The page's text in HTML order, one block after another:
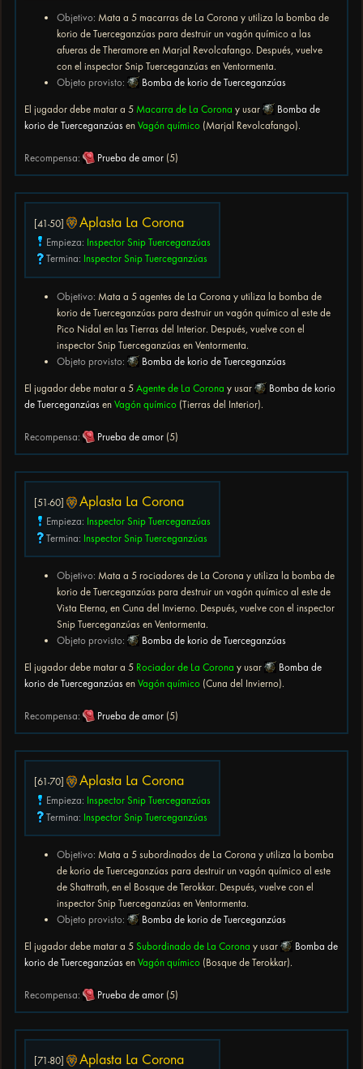
Objetivo: Mata a 5 macarras de La Corona y utiliza la bomba de
korio de Tuerceganzúas para destruir un vagón químico a las
afueras de Theramore en Marjal Revolcafango. Después, vuelve
con el inspector Snip Tuerceganzúas en Ventormenta.
Objeto provisto:
Bomba de korio de Tuerceganzúas
El jugador debe matar a 5 Macarra de La Corona y usar
Bomba de
korio de Tuerceganzúas en Vagón químico (Marjal Revolcafango).
Recompensa: Prueba de amor (5)
[41-50] Aplasta La Corona
Empieza: Inspector Snip Tuerceganzúas
Termina: Inspector Snip Tuerceganzúas
Objetivo: Mata a 5 agentes de La Corona y utiliza la bomba de
korio de Tuerceganzúas para destruir un vagón químico al este de
Pico Nidal en las Tierras del Interior. Después, vuelve con el
inspector Snip Tuerceganzúas en Ventormenta.
Objeto provisto:
Bomba de korio de Tuerceganzúas
El jugador debe matar a 5 Agente de La Corona y usar
Bomba de korio
de Tuerceganzúas en Vagón químico (Tierras del Interior).
Recompensa: Prueba de amor (5)
[51-60] Aplasta La Corona
Empieza: Inspector Snip Tuerceganzúas
Termina: Inspector Snip Tuerceganzúas
Objetivo: Mata a 5 rociadores de La Corona y utiliza la bomba de
korio de Tuerceganzúas para destruir un vagón químico al este de
Vista Eterna, en Cuna del Invierno. Después, vuelve con el inspector
Snip Tuerceganzúas en Ventormenta.
Objeto provisto:
Bomba de korio de Tuerceganzúas
El jugador debe matar a 5 Rociador de La Corona y usar
Bomba de
korio de Tuerceganzúas en Vagón químico (Cuna del Invierno).
Recompensa: Prueba de amor (5)
[61-70] Aplasta La Corona
Empieza: Inspector Snip Tuerceganzúas
Termina: Inspector Snip Tuerceganzúas
Objetivo: Mata a 5 subordinados de La Corona y utiliza la bomba
de korio de Tuerceganzúas para destruir un vagón químico al este
de Shattrath, en el Bosque de Terokkar. Después, vuelve con el
inspector Snip Tuerceganzúas en Ventormenta.
Objeto provisto:
Bomba de korio de Tuerceganzúas
El jugador debe matar a 5 Subordinado de La Corona y usar
Bomba de
korio de Tuerceganzúas en Vagón químico (Bosque de Terokkar).
Recompensa: Prueba de amor (5)
[71-80] Aplasta La Corona